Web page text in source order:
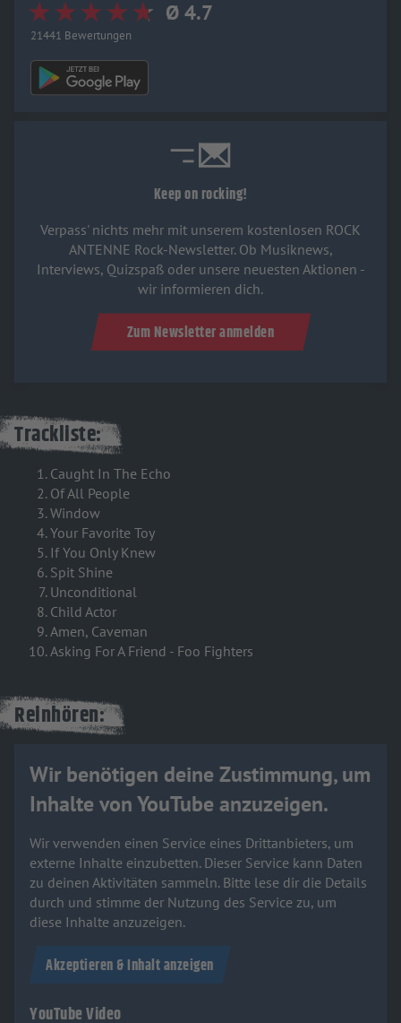
Ø 4.7
21441 Bewertungen
Keep on rocking!
Verpass' nichts mehr mit unserem kostenlosen ROCK
ANTENNE Rock-Newsletter. Ob Musiknews,
Interviews, Quizspaß oder unsere neuesten Aktionen -
wir informieren dich.
Zum Newsletter anmelden
Trackliste:
Caught In The Echo
Of All People
Window
Your Favorite Toy
If You Only Knew
Spit Shine
Unconditional
Child Actor
Amen, Caveman
Asking For A Friend - Foo Fighters
Reinhören:
Wir benötigen deine Zustimmung, um
Inhalte von YouTube anzuzeigen.
Wir verwenden einen Service eines Drittanbieters, um
externe Inhalte einzubetten. Dieser Service kann Daten
zu deinen Aktivitäten sammeln. Bitte lese dir die Details
durch und stimme der Nutzung des Service zu, um
diese Inhalte anzuzeigen.
Akzeptieren & Inhalt anzeigen
YouTube Video